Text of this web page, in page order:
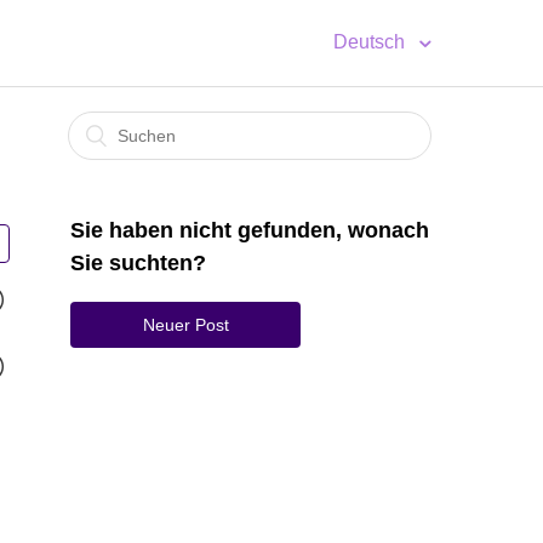
Deutsch
Sie haben nicht gefunden, wonach
Sie suchten?
Neuer Post